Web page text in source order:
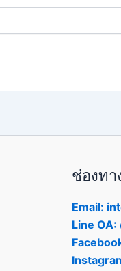
ช่องทา
Email:
Line